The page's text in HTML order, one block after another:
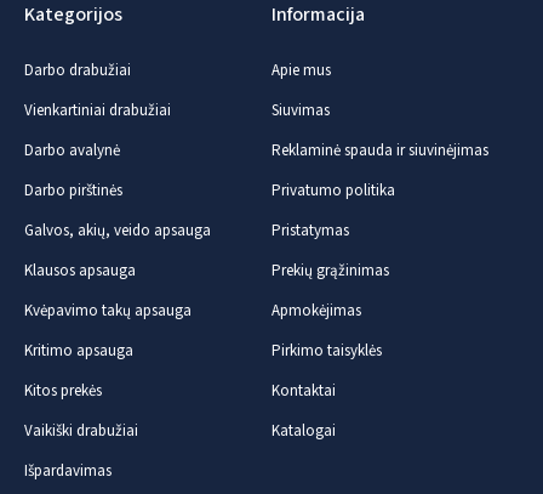
Kategorijos
Darbo drabužiai
Vienkartiniai drabužiai
Darbo avalynė
Darbo pirštinės
Galvos, akių, veido apsauga
Klausos apsauga
Kvėpavimo takų apsauga
Kritimo apsauga
Kitos prekės
Vaikiški drabužiai
Išpardavimas
Informacija
Apie mus
Siuvimas
Reklaminė spauda ir siuvinėjimas
Privatumo politika
Pristatymas
Prekių grąžinimas
Apmokėjimas
Pirkimo taisyklės
Kontaktai
Katalogai